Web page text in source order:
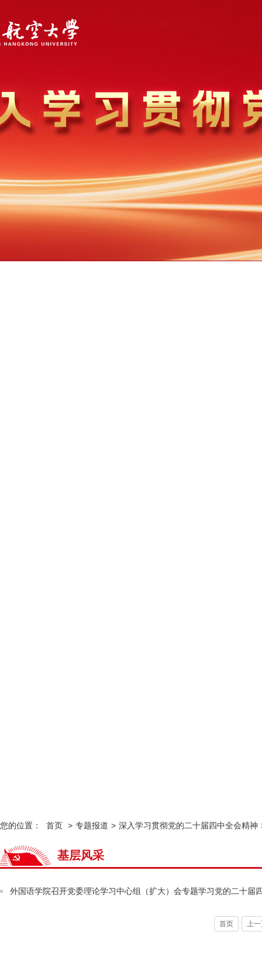
您的位置： 首页 > 专题报道 > 深入学习贯彻党的二十届四中全会精神
基层风采
外国语学院召开党委理论学习中心组（扩大）会专题学习党的二十届
首页 上